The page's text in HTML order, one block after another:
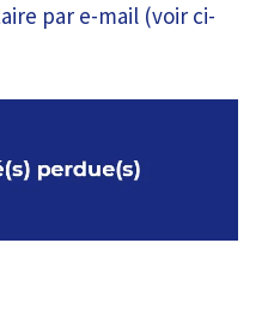
par e-mail (voir ci-